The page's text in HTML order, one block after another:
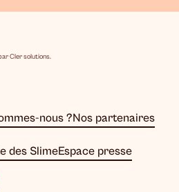
Cler solutions.
nous ?Nos partenaires
des SlimeEspace presse